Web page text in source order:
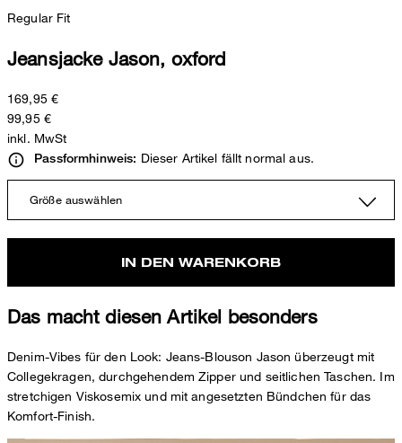
Regular Fit
Jeansjacke Jason, oxford
169,95 €
99,95 €
inkl. MwSt
Passformhinweis: Dieser Artikel fällt normal aus.
Größe auswählen
IN DEN WARENKORB
Das macht diesen Artikel besonders
Denim-Vibes für den Look: Jeans-Blouson Jason überzeugt mit
Collegekragen, durchgehendem Zipper und seitlichen Taschen. Im
stretchigen Viskosemix und mit angesetzten Bündchen für das
Komfort-Finish.